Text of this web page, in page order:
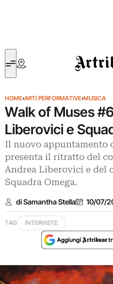
Artribune
HOME›ARTI PERFORMATIVE›MUSICA
Walk of Muses
Liberovici e
Il nuovo appuntamento
presenta il ritratto del
Andrea Liberovici e del
Squadra Omega.
di Samantha Stella 10/07/
TAG INTERVISTE